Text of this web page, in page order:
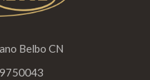
Belbo CN